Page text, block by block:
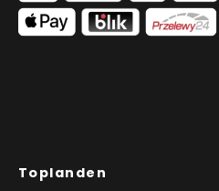
Toplanden